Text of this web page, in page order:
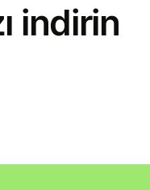
indirin